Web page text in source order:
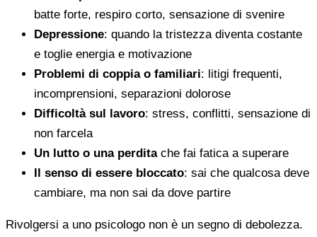
batte forte, respiro corto, sensazione di svenire
Depressione: quando la tristezza diventa costante
e toglie energia e motivazione
Problemi di coppia o familiari: litigi frequenti,
incomprensioni, separazioni dolorose
Difficoltà sul lavoro: stress, conflitti, sensazione di
non farcela
Un lutto o una perditache fai fatica a superare
Il senso di essere bloccato: sai che qualcosa deve
cambiare, ma non sai da dove partire
Rivolgersi a uno psicologo non è un segno di debolezza.